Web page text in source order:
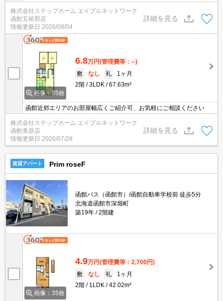
ガス仕様なので光熱費も抑えられて経済的です◎コンビニが近いの
で買い忘れやちょっとしたお買い物にも便利です☆ 電停まで近いの
で交通便利！！
株式会社ステップホーム エイブルネットワーク
函館五稜郭店
情報更新日 2026/08/04
詳細を見る
画像：35枚
6.8万円(管理費等：--)
敷
なし 礼
1ヶ月
2階
3LDK 67.63m²
函館近郊エリアのお部屋幅広くご紹介可、お気軽にご相談ください
株式会社ステップホーム エイブルネットワーク
函館美原店
情報更新日 2026/07/28
詳細を見る
賃貸アパート Prim roseF
函館バス（函館市）/函館自動車学校前 徒歩5分
北海道函館市深堀町
築19年
2階建
画像：35枚
4.9万円(管理費等：2,700円)
敷
なし 礼
1ヶ月
2階
1LDK 42.02m²